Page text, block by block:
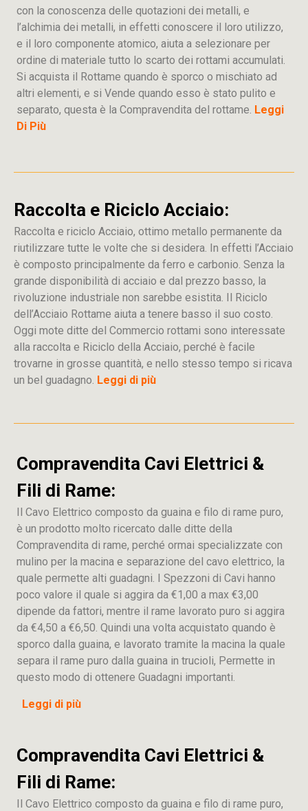
con la conoscenza delle quotazioni dei metalli, e
l’alchimia dei metalli, in effetti conoscere il loro utilizzo,
e il loro componente atomico, aiuta a selezionare per
ordine di materiale tutto lo scarto dei rottami accumulati.
Si acquista il Rottame quando è sporco o mischiato ad
altri elementi, e si Vende quando esso è stato pulito e
separato, questa è la Compravendita del rottame. Leggi
Di Più
Raccolta e Riciclo Acciaio:
Raccolta e riciclo Acciaio, ottimo metallo permanente da
riutilizzare tutte le volte che si desidera. In effetti l’Acciaio
è composto principalmente da ferro e carbonio. Senza la
grande disponibilità di acciaio e dal prezzo basso, la
rivoluzione industriale non sarebbe esistita. Il Riciclo
dell’Acciaio Rottame aiuta a tenere basso il suo costo.
Oggi mote ditte del Commercio rottami sono interessate
alla raccolta e Riciclo della Acciaio, perché è facile
trovarne in grosse quantità, e nello stesso tempo si ricava
un bel guadagno. Leggi di più
Compravendita Cavi Elettrici &
Fili di Rame:
Il Cavo Elettrico composto da guaina e filo di rame puro,
è un prodotto molto ricercato dalle ditte della
Compravendita di rame, perché ormai specializzate con
mulino per la macina e separazione del cavo elettrico, la
quale permette alti guadagni. I Spezzoni di Cavi hanno
poco valore il quale si aggira da €1,00 a max €3,00
dipende da fattori, mentre il rame lavorato puro si aggira
da €4,50 a €6,50. Quindi una volta acquistato quando è
sporco dalla guaina, e lavorato tramite la macina la quale
separa il rame puro dalla guaina in trucioli, Permette in
questo modo di ottenere Guadagni importanti.
Leggi di più
Compravendita Cavi Elettrici &
Fili di Rame:
Il Cavo Elettrico composto da guaina e filo di rame puro,